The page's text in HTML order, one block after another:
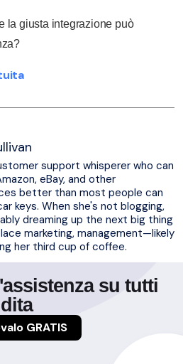
la giusta integrazione può
support whisperer who can
eBay, and other
better than most people can
keys. When she's not blogging,
dreaming up the next big thing
marketing, management—likely
her third cup of coffee.
su tutti
GRATIS